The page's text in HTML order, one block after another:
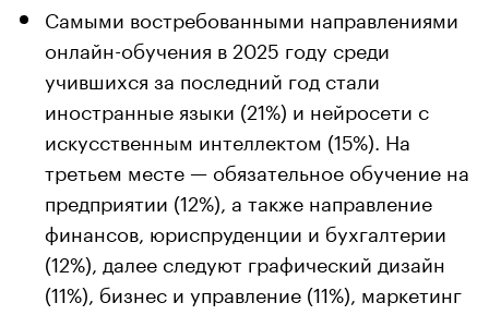
Самыми востребованными направлениями
онлайн-обучения в 2025 году среди
учившихся за последний год стали
иностранные языки (21%) и нейросети с
искусственным интеллектом (15%). На
третьем месте — обязательное обучение на
предприятии (12%), а также направление
финансов, юриспруденции и бухгалтерии
(12%), далее следуют графический дизайн
(11%), бизнес и управление (11%), маркетинг